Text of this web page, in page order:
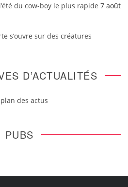
du cow-boy le plus rapide 7 août
s’ouvre sur des créatures
D’ACTUALITÉS
plan des actus
PUBS